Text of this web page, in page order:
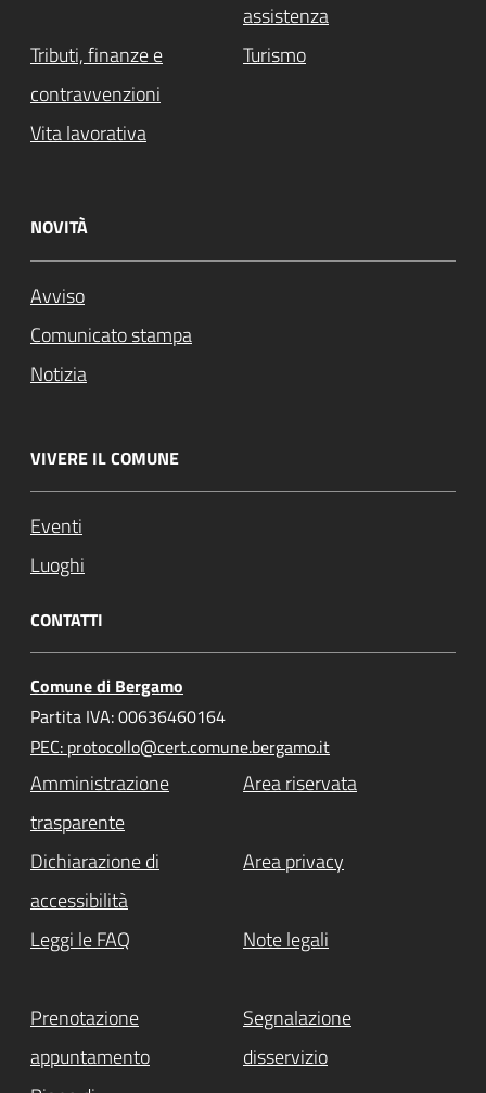
assistenza
Tributi, finanze e
contravvenzioni
Turismo
Vita lavorativa
NOVITÀ
Avviso
Comunicato stampa
Notizia
VIVERE IL COMUNE
Eventi
Luoghi
CONTATTI
Comune di Bergamo
Partita IVA: 00636460164
PEC: protocollo@cert.comune.bergamo.it
Amministrazione
trasparente
Area riservata
Dichiarazione di
accessibilità
Area privacy
Leggi le FAQ Note legali
Prenotazione
appuntamento
Segnalazione
disservizio